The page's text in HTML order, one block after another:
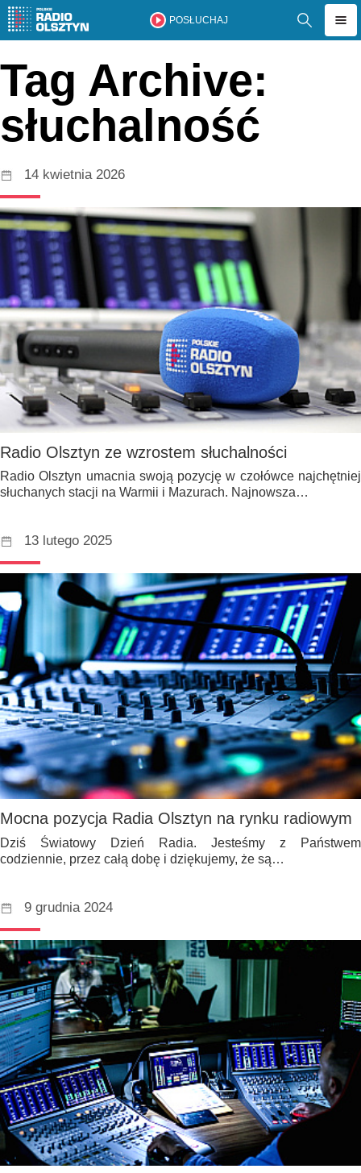
POSŁUCHAJ
Tag Archive:
słuchalność
14 kwietnia 2026
Radio Olsztyn ze wzrostem słuchalności
Radio Olsztyn umacnia swoją pozycję w czołówce najchętniej
słuchanych stacji na Warmii i Mazurach. Najnowsza…
13 lutego 2025
Mocna pozycja Radia Olsztyn na rynku radiowym
Dziś Światowy Dzień Radia. Jesteśmy z Państwem
codziennie, przez całą dobę i dziękujemy, że są…
9 grudnia 2024